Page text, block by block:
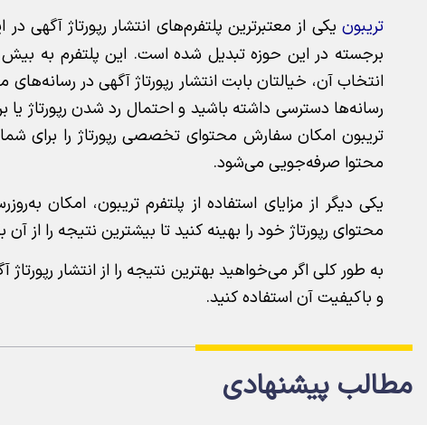
تریبون یکی از معتبرترین پلتفرم‌های انتشار رپورتاژ آگهی
انتخاب آن، خیالتان بابت انتشار رپورتاژ آگهی در
رسانه‌ها دسترسی داشته باشید و احتمال رد شدن رپورتاژ
تریبون امکان سفارش محتوای تخصصی رپورتاژ را برای
محتوا صرفه‌جویی می‌شود.
یکی دیگر از مزایای استفاده از پلتفرم تریبون، امکان
محتوای رپورتاژ خود را بهینه کنید تا بیشترین نتیجه را از آن
به‌ طور کلی اگر می‌خواهید بهترین نتیجه را از انتشار
و باکیفیت آن استفاده کنید.
مطالب پیشنهادی